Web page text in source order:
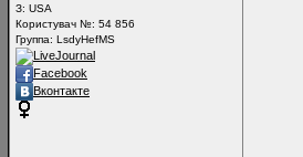
З: USA
Користувач №: 54 856
Группа: LsdyHefMS
LiveJournal
Facebook
Вконтакте